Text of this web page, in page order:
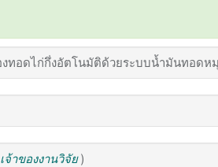
ทอดไก่กึ่งอัตโนมัติด้วยระบบน้ำมันทอดห
เจ้าของงานวิจัย)